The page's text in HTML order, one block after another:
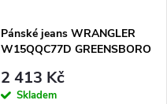
Pánské jeans WRANGLER
W15QQC77D GREENSBORO
2 413 Kč
Skladem